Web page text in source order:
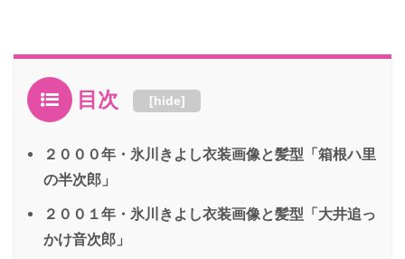
目次 [hide]
２０００年・氷川きよし衣装画像と髪型「箱根ハ里
の半次郎」
２００１年・氷川きよし衣装画像と髪型「大井追っ
かけ音次郎」